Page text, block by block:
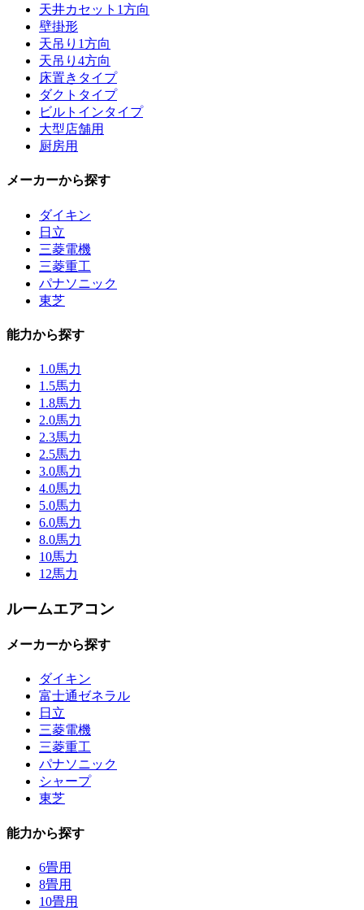
天井カセット1方向
壁掛形
天吊り1方向
天吊り4方向
床置きタイプ
ダクトタイプ
ビルトインタイプ
大型店舗用
厨房用
メーカーから探す
ダイキン
日立
三菱電機
三菱重工
パナソニック
東芝
能力から探す
1.0馬力
1.5馬力
1.8馬力
2.0馬力
2.3馬力
2.5馬力
3.0馬力
4.0馬力
5.0馬力
6.0馬力
8.0馬力
10馬力
12馬力
ルームエアコン
メーカーから探す
ダイキン
富士通ゼネラル
日立
三菱電機
三菱重工
パナソニック
シャープ
東芝
能力から探す
6畳用
8畳用
10畳用